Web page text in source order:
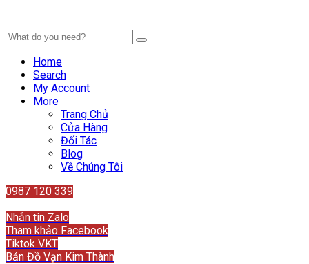
Home
Search
My Account
More
Trang Chủ
Cửa Hàng
Đối Tác
Blog
Về Chúng Tôi
0987 120 339
Nhắn tin Zalo
Tham khảo Facebook
Tiktok VKT
Bản Đồ Vạn Kim Thành